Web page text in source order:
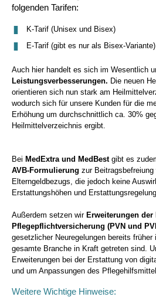
folgenden Tarifen:
K-Tarif (Unisex und Bisex)
E-Tarif (gibt es nur als Bisex-Variante)
Auch hier handelt es sich im Wesentlich
Leistungsverbesserungen. Die neuen
orientieren sich nun stark am
wodurch sich für unsere Kunden für die
Erhöhung um durchschnittlich ca. 30%
Heilmittelverzeichnis ergibt.
Bei MedExtra und MedBestgibt es
AVB-Formulierung zur Beitragsbefreiung
Elterngeldbezugs, die jedoch keine
Erstattungshöhen und
Außerdem setzen wirErweiterungen der
Pflegepflichtversicherung (PVN und
gesetzlicher Neuregelungen bereits
gesamte Branche in Kraft getreten sind.
Erweiterungen bei der Erstattung von
und um Anpassungen des
Weitere Wichtige Hinweise: